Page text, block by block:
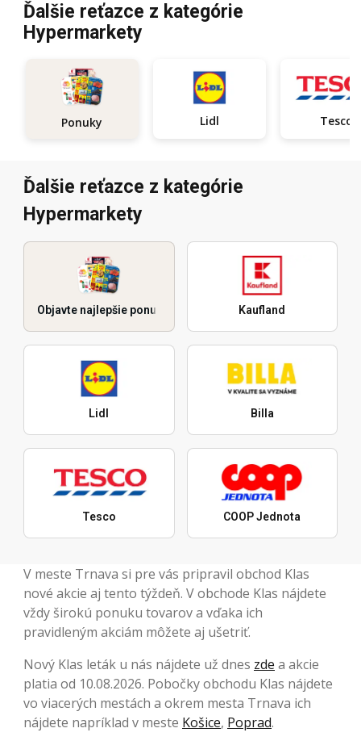
Ďalšie reťazce z kategórie
Hypermarkety
Ponuky Lidl Tesco
Ďalšie reťazce z kategórie
Hypermarkety
Objavte najlepšie ponuky Kaufland
Lidl Billa
Tesco COOP Jednota
V meste Trnava si pre vás pripravil obchod Klas
nové akcie aj tento týždeň. V obchode Klas nájdete
vždy širokú ponuku tovarov a vďaka ich
pravidleným akciám môžete aj ušetriť.
Nový Klas leták u nás nájdete už dnes zde a akcie
platia od 10.08.2026. Pobočky obchodu Klas nájdete
vo viacerých mestách a okrem mesta Trnava ich
nájdete napríklad v meste Košice, Poprad.